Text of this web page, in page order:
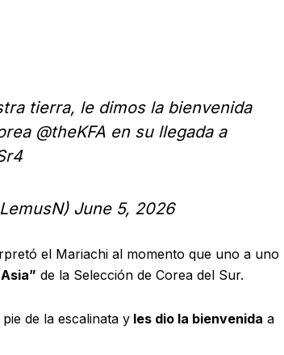
tierra, le dimos la bienvenida
@theKFA en su llegada a
June 5, 2026
el Mariachi al momento que uno a uno
de la Selección de Corea del Sur.
de la escalinata y les dio la bienvenida a